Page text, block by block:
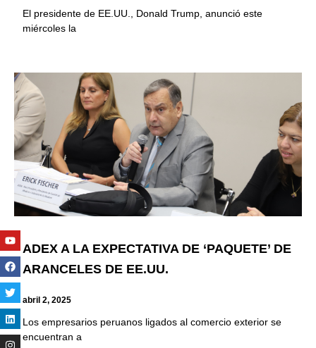
El presidente de EE.UU., Donald Trump, anunció este
miércoles la
ADEX A LA EXPECTATIVA DE ‘PAQUETE’ DE
ARANCELES DE EE.UU.
abril 2, 2025
Los empresarios peruanos ligados al comercio exterior se
encuentran a
Youtube
Facebook
Twitter
Linkedin
Instagram